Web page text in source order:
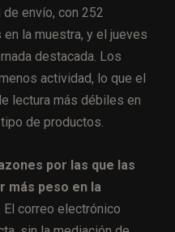
envío, con 252
la muestra, y el jueves
destacada. Los
actividad, lo que el
lectura más débiles en
de productos.
por las que las
más peso en la
El correo electrónico